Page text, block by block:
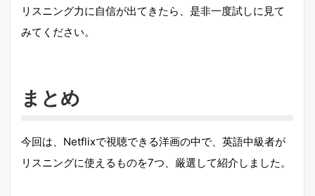
リスニング力に自信が出てきたら、是非一度試しに見て
みてください。
まとめ
今回は、Netflixで視聴できる洋画の中で、英語中級者が
リスニングに使えるものを7つ、厳選して紹介しました。